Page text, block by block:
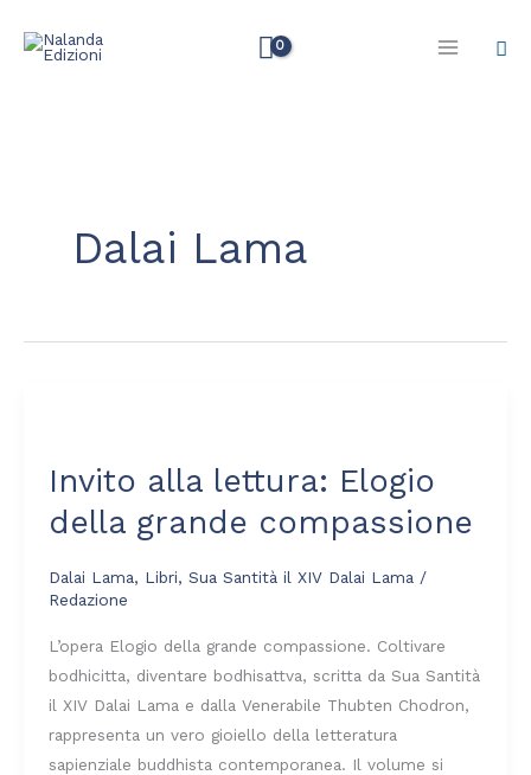
Dalai Lama
Invito alla lettura: Elogio
della grande compassione
Dalai Lama, Libri, Sua Santità il XIV Dalai Lama /
Redazione
L’opera Elogio della grande compassione. Coltivare
bodhicitta, diventare bodhisattva, scritta da Sua Santità
il XIV Dalai Lama e dalla Venerabile Thubten Chodron,
rappresenta un vero gioiello della letteratura
sapienziale buddhista contemporanea. Il volume si
lettura:
Elogio
della
grande
compassione